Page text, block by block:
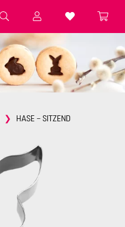
Aufbewahren
Speisefarben
Tortenunterlagen &
Kerzen
Geschenktüten
Pasteten- &
Terrinenformen
Küchenhelfer
STÄDTER fresh&cool
HASE – SITZEND